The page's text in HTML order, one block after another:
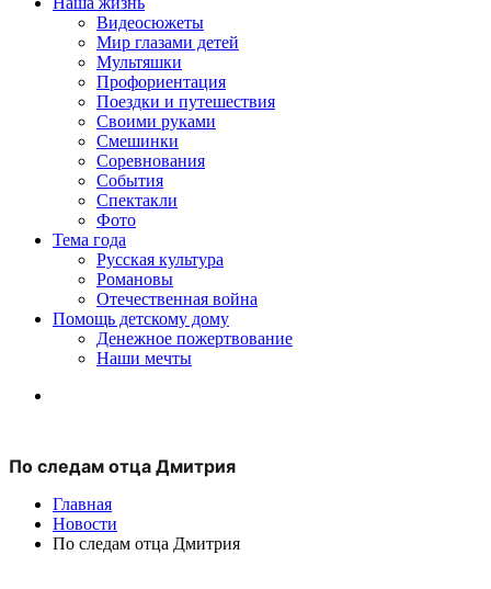
Видеосюжеты
Мир глазами детей
Мультяшки
Профориентация
Поездки и путешествия
Своими руками
Смешинки
Соревнования
События
Спектакли
Фото
Тема года
Русская культура
Романовы
Отечественная война
Помощь детскому дому
Денежное пожертвование
Наши мечты
По следам отца Дмитрия
Главная
Новости
По следам отца Дмитрия